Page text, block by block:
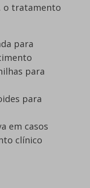
o tratamento
para
para
para
em casos
clínico